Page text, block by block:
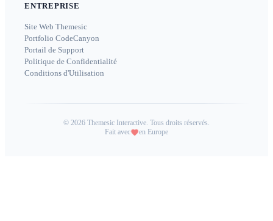
ENTREPRISE
Site Web Themesic
Portfolio CodeCanyon
Portail de Support
Politique de Confidentialité
Conditions d'Utilisation
© 2026 Themesic Interactive. Tous droits réservés.
Fait avec
en Europe